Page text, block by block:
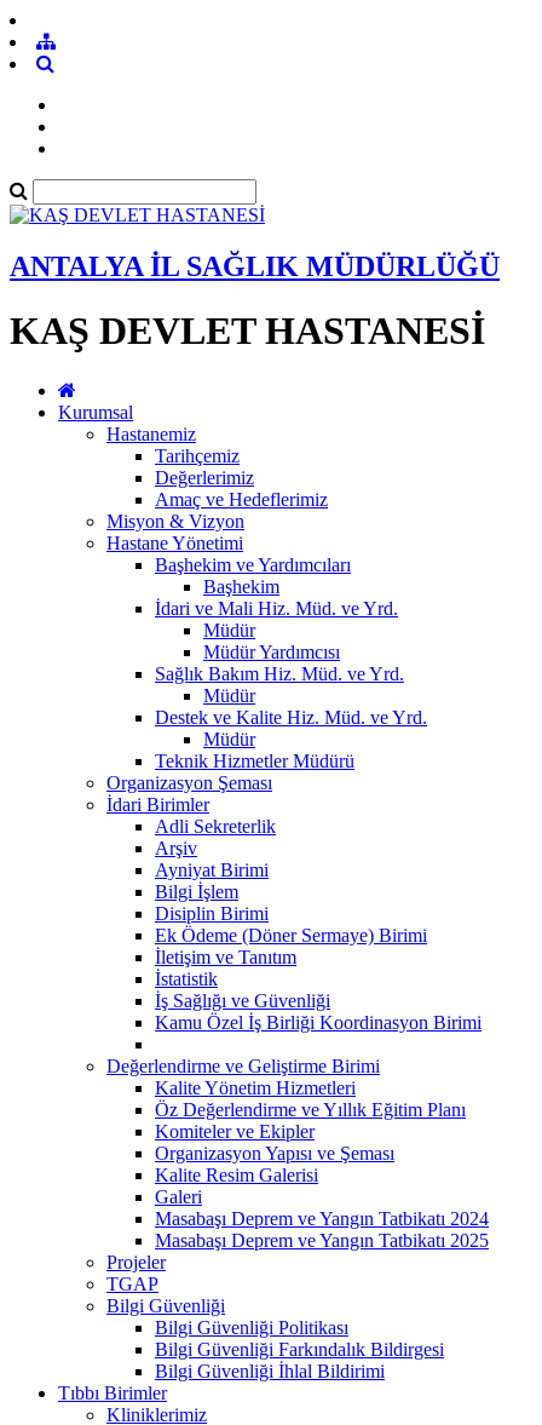
ANTALYA İL SAĞLIK MÜDÜRLÜĞÜ
KAŞ DEVLET HASTANESİ
Kurumsal
Hastanemiz
Tarihçemiz
Değerlerimiz
Amaç ve Hedeflerimiz
Misyon & Vizyon
Hastane Yönetimi
Başhekim ve Yardımcıları
Başhekim
İdari ve Mali Hiz. Müd. ve Yrd.
Müdür
Müdür Yardımcısı
Sağlık Bakım Hiz. Müd. ve Yrd.
Müdür
Destek ve Kalite Hiz. Müd. ve Yrd.
Müdür
Teknik Hizmetler Müdürü
Organizasyon Şeması
İdari Birimler
Adli Sekreterlik
Arşiv
Ayniyat Birimi
Bilgi İşlem
Disiplin Birimi
Ek Ödeme (Döner Sermaye) Birimi
İletişim ve Tanıtım
İstatistik
İş Sağlığı ve Güvenliği
Kamu Özel İş Birliği Koordinasyon Birimi
Değerlendirme ve Geliştirme Birimi
Kalite Yönetim Hizmetleri
Öz Değerlendirme ve Yıllık Eğitim Planı
Komiteler ve Ekipler
Organizasyon Yapısı ve Şeması
Kalite Resim Galerisi
Galeri
Masabaşı Deprem ve Yangın Tatbikatı 2024
Masabaşı Deprem ve Yangın Tatbikatı 2025
Projeler
TGAP
Bilgi Güvenliği
Bilgi Güvenliği Politikası
Bilgi Güvenliği Farkındalık Bildirgesi
Bilgi Güvenliği İhlal Bildirimi
Tıbbı Birimler
Kliniklerimiz